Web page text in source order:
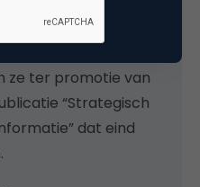
cases worden
ze ter promotie van
“Strategisch
dat eind